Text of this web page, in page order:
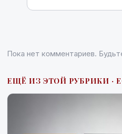
Пока нет комментариев.
ЕЩЁ ИЗ ЭТОЙ РУБРИКИ ·